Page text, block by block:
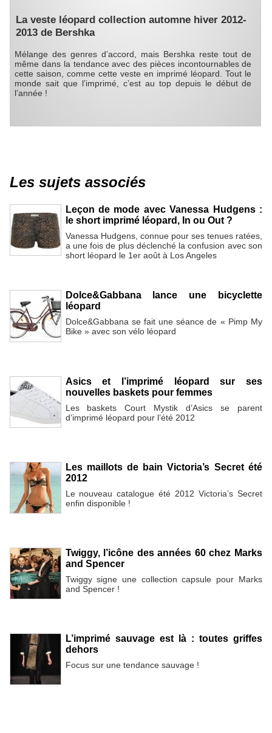
La veste léopard collection automne hiver 2012-
2013 de Bershka
Mélange des genres d’accord, mais Bershka reste tout de
même dans la tendance avec des pièces incontournables de
cette saison, comme cette veste en imprimé léopard. Tout le
monde sait que l’imprimé, c’est au top depuis le début de
l’année !
Les sujets associés
Leçon de mode avec Vanessa Hudgens :
le short imprimé léopard, In ou Out ?
Vanessa Hudgens, connue pour ses tenues ratées,
a une fois de plus déclenché la confusion avec son
short léopard le 1er août à Los Angeles
Dolce&Gabbana lance une bicyclette
léopard
Dolce&Gabbana se fait une séance de « Pimp My
Bike » avec son vélo léopard
Asics et l’imprimé léopard sur ses
nouvelles baskets pour femmes
Les baskets Court Mystik d’Asics se parent
d’imprimé léopard pour l’été 2012
Les maillots de bain Victoria’s Secret été
2012
Le nouveau catalogue été 2012 Victoria’s Secret
enfin disponible !
Twiggy, l’icône des années 60 chez Marks
and Spencer
Twiggy signe une collection capsule pour Marks
and Spencer !
L’imprimé sauvage est là : toutes griffes
dehors
Focus sur une tendance sauvage !